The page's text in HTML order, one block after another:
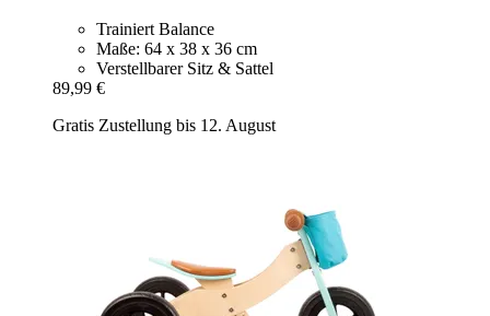
Trainiert Balance
Maße: 64 x 38 x 36 cm
Verstellbarer Sitz & Sattel
89,99 €
Gratis Zustellung bis 12. August